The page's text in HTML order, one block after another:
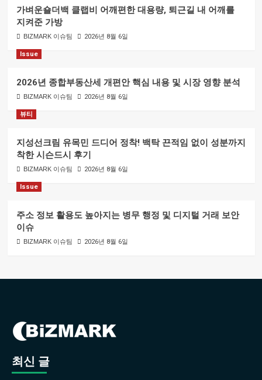
가벼운숄더백 클랩비 어깨편한 대용량, 퇴근길 내 어깨를
지켜준 가방
BIZMARK 이슈팀 2026년 8월 6일
Issue
2026년 종합부동산세 개편안 핵심 내용 및 시장 영향 분석
BIZMARK 이슈팀 2026년 8월 6일
뷰티
지성선크림 유목민 드디어 정착! 백탁 끈적임 없이 성분까지
착한 시슨드시 후기
BIZMARK 이슈팀 2026년 8월 6일
Issue
주소 정보 활용도 높아지는 병무 행정 및 디지털 거래 보안
이슈
BIZMARK 이슈팀 2026년 8월 6일
최신 글